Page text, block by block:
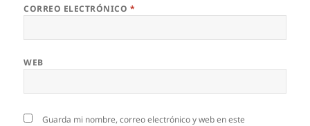
CORREO ELECTRÓNICO *
WEB
Guarda mi nombre, correo electrónico y web en este